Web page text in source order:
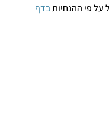
על פי ההנחיותבדף